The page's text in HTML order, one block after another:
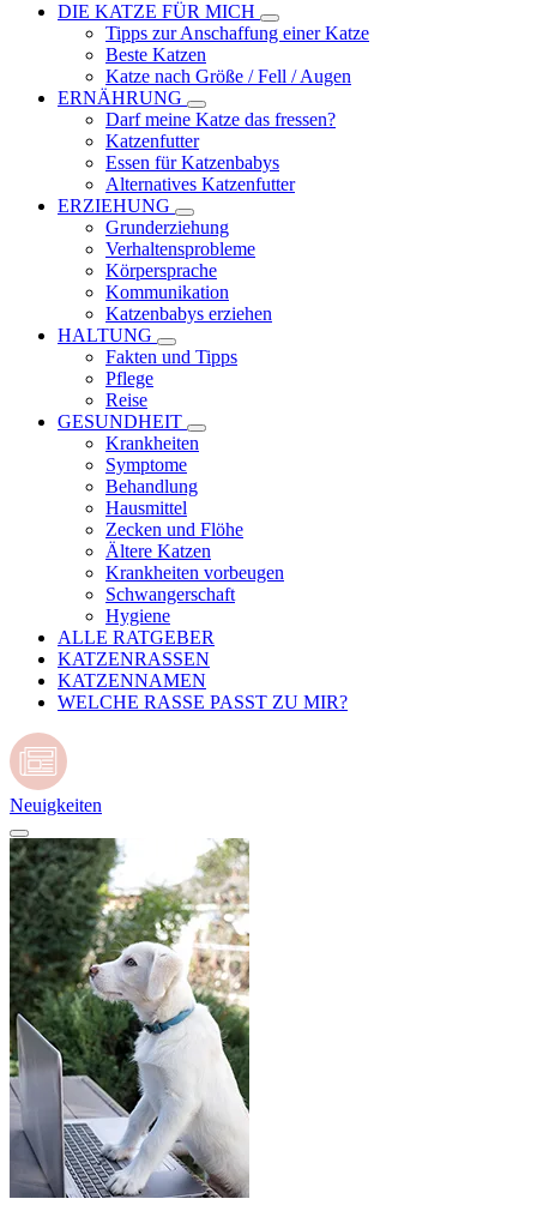
DIE KATZE FÜR MICH
Tipps zur Anschaffung einer Katze
Beste Katzen
Katze nach Größe / Fell / Augen
ERNÄHRUNG
Darf meine Katze das fressen?
Katzenfutter
Essen für Katzenbabys
Alternatives Katzenfutter
ERZIEHUNG
Grunderziehung
Verhaltensprobleme
Körpersprache
Kommunikation
Katzenbabys erziehen
HALTUNG
Fakten und Tipps
Pflege
Reise
GESUNDHEIT
Krankheiten
Symptome
Behandlung
Hausmittel
Zecken und Flöhe
Ältere Katzen
Krankheiten vorbeugen
Schwangerschaft
Hygiene
ALLE RATGEBER
KATZENRASSEN
KATZENNAMEN
WELCHE RASSE PASST ZU MIR?
Neuigkeiten